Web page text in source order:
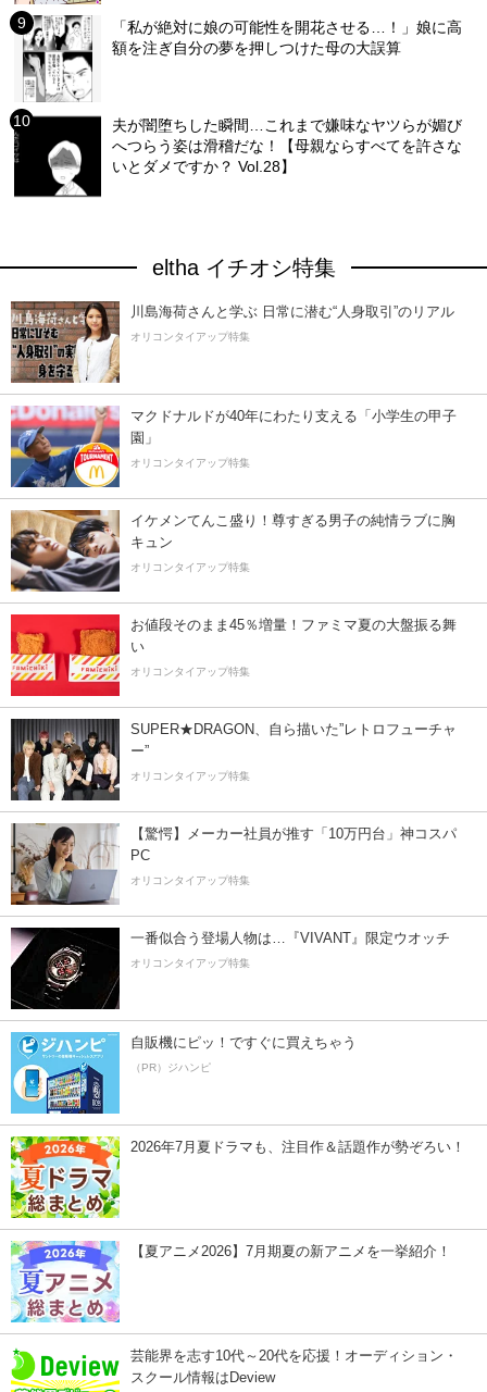
「私が絶対に娘の可能性を開花させる…！」娘に高
額を注ぎ自分の夢を押しつけた母の大誤算
夫が闇堕ちした瞬間…これまで嫌味なヤツらが媚び
へつらう姿は滑稽だな！【母親ならすべてを許さな
いとダメですか？ Vol.28】
eltha イチオシ特集
川島海荷さんと学ぶ 日常に潜む“人身取引”のリアル
オリコンタイアップ特集
マクドナルドが40年にわたり支える「小学生の甲子
園」
オリコンタイアップ特集
イケメンてんこ盛り！尊すぎる男子の純情ラブに胸
キュン
オリコンタイアップ特集
お値段そのまま45％増量！ファミマ夏の大盤振る舞
い
オリコンタイアップ特集
SUPER★DRAGON、自ら描いた”レトロフューチャ
ー”
オリコンタイアップ特集
【驚愕】メーカー社員が推す「10万円台」神コスパ
PC
オリコンタイアップ特集
一番似合う登場人物は…『VIVANT』限定ウオッチ
オリコンタイアップ特集
自販機にピッ！ですぐに買えちゃう
（PR）ジハンピ
2026年7月夏ドラマも、注目作＆話題作が勢ぞろい！
【夏アニメ2026】7月期夏の新アニメを一挙紹介！
芸能界を志す10代～20代を応援！オーディション・
スクール情報はDeview